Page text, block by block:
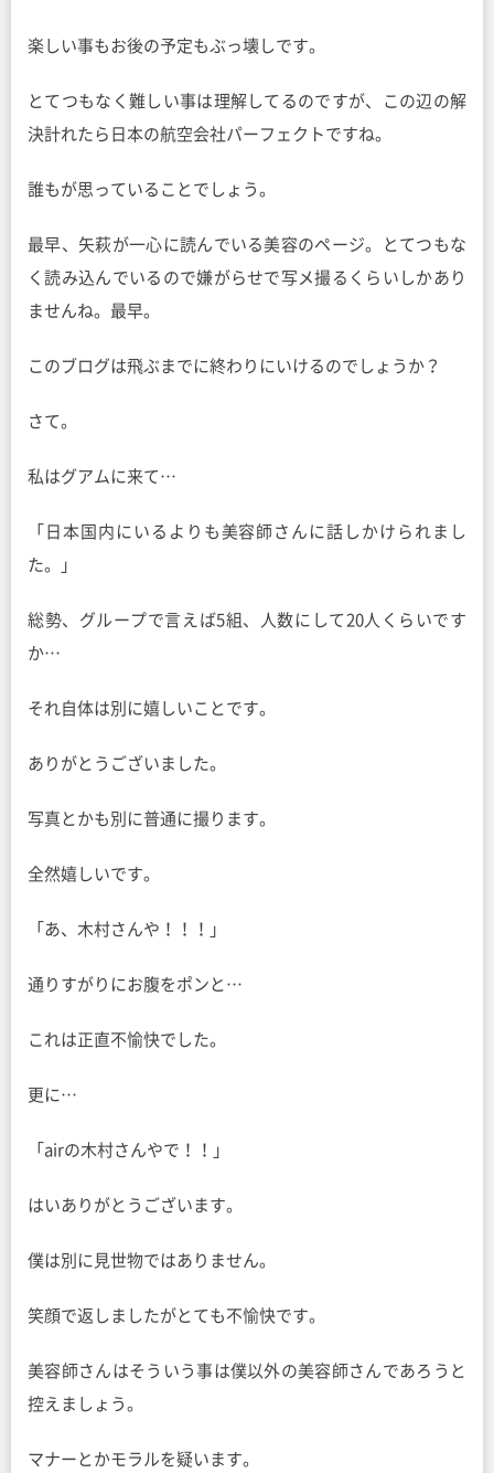
楽しい事もお後の予定もぶっ壊しです。
とてつもなく難しい事は理解してるのですが、この辺の解
決計れたら日本の航空会社パーフェクトですね。
誰もが思っていることでしょう。
最早、矢萩が一心に読んでいる美容のページ。とてつもな
く読み込んでいるので嫌がらせで写メ撮るくらいしかあり
ませんね。最早。
このブログは飛ぶまでに終わりにいけるのでしょうか？
さて。
私はグアムに来て…
「日本国内にいるよりも美容師さんに話しかけられまし
た。」
総勢、グループで言えば5組、人数にして20人くらいです
か…
それ自体は別に嬉しいことです。
ありがとうございました。
写真とかも別に普通に撮ります。
全然嬉しいです。
「あ、木村さんや！！！」
通りすがりにお腹をポンと…
これは正直不愉快でした。
更に…
「airの木村さんやで！！」
はいありがとうございます。
僕は別に見世物ではありません。
笑顔で返しましたがとても不愉快です。
美容師さんはそういう事は僕以外の美容師さんであろうと
控えましょう。
マナーとかモラルを疑います。